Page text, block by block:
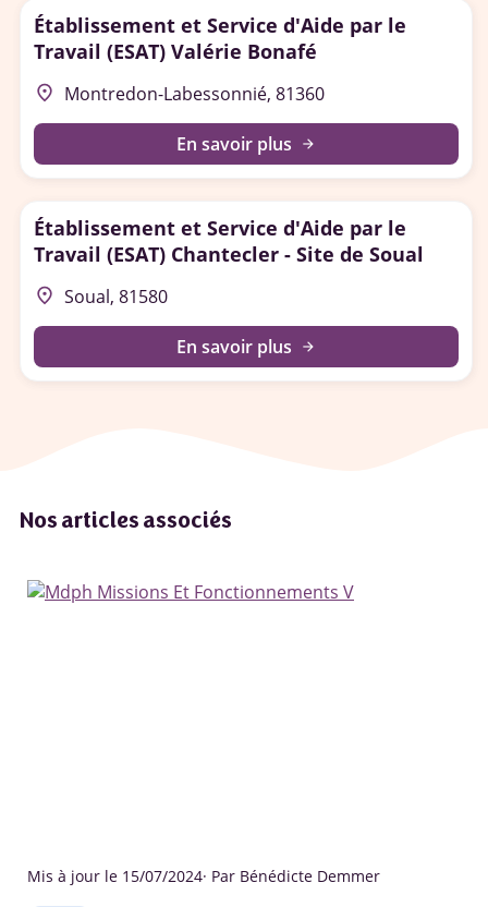
Établissement et Service d'Aide par le
Travail (ESAT) Valérie Bonafé
place Montredon-Labessonnié, 81360
En savoir plus arrow_forward
Établissement et Service d'Aide par le
Travail (ESAT) Chantecler - Site de Soual
place Soual, 81580
En savoir plus arrow_forward
Nos articles associés
Mis à jour le 15/07/2024· Par Bénédicte Demmer